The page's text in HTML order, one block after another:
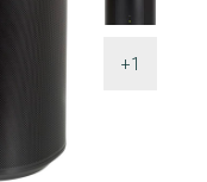
+1